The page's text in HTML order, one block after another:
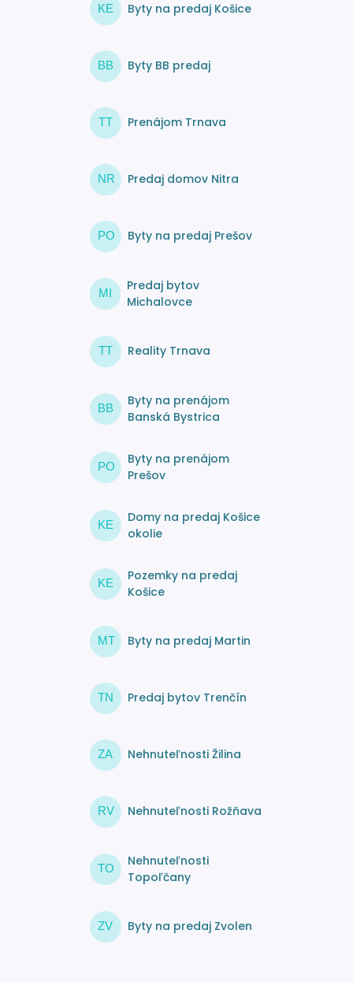
KE Byty na predaj Košice
BB Byty BB predaj
TT Prenájom Trnava
NR Predaj domov Nitra
PO Byty na predaj Prešov
MI
Predaj bytov
Michalovce
TT Reality Trnava
BB
Byty na prenájom
Banská Bystrica
PO
Byty na prenájom
Prešov
KE
Domy na predaj Košice
okolie
KE
Pozemky na predaj
Košice
MT Byty na predaj Martin
TN Predaj bytov Trenčín
ZA Nehnuteľnosti Žilina
RV Nehnuteľnosti Rožňava
TO
Nehnuteľnosti
Topoľčany
ZV Byty na predaj Zvolen